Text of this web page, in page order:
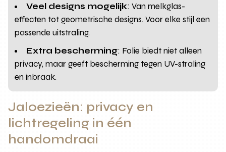
Veel designs mogelijk: Van melkglas-
effecten tot geometrische designs. Voor elke stijl een
passende uitstraling.
Extra bescherming: Folie biedt niet alleen
privacy, maar geeft bescherming tegen UV-straling
en inbraak.
Jaloezieën: privacy en
lichtregeling in één
handomdraai